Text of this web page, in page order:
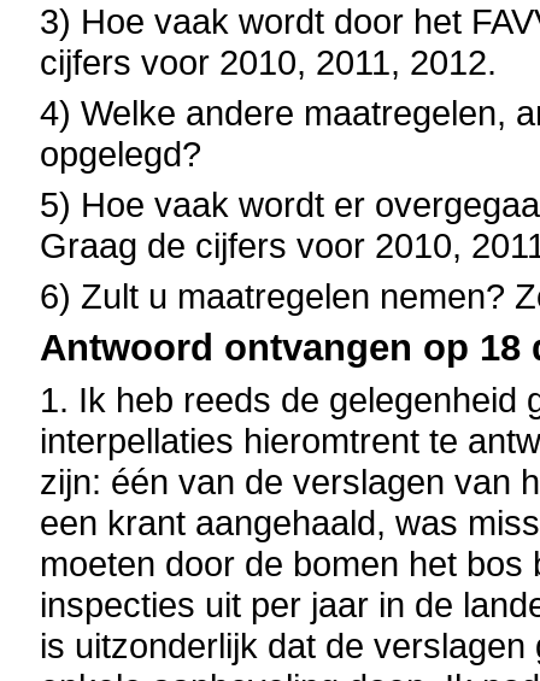
3) Hoe vaak wordt door het
cijfers voor 2010, 2011, 2012.
4) Welke andere maatregelen,
opgelegd?
5) Hoe vaak wordt er
Graag de cijfers voor 2010,
6) Zult u maatregelen nemen?
Antwoord ontvangen op 18
1. Ik heb reeds de gelegenheid
interpellaties hieromtrent te
zijn: één van de verslagen van
een krant aangehaald, was
moeten door de bomen het
inspecties uit per jaar in de
is uitzonderlijk dat de